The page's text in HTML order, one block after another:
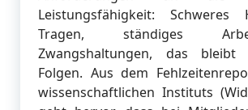
Leistungsfähigkeit: Schweres
Tragen, ständiges
Zwangshaltungen, das
Folgen. Aus dem
wissen­schaftlichen Instituts